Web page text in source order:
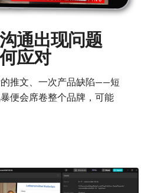
通出现问题
应对
推文、一次产品缺陷——短
便会席卷整个品牌，可能